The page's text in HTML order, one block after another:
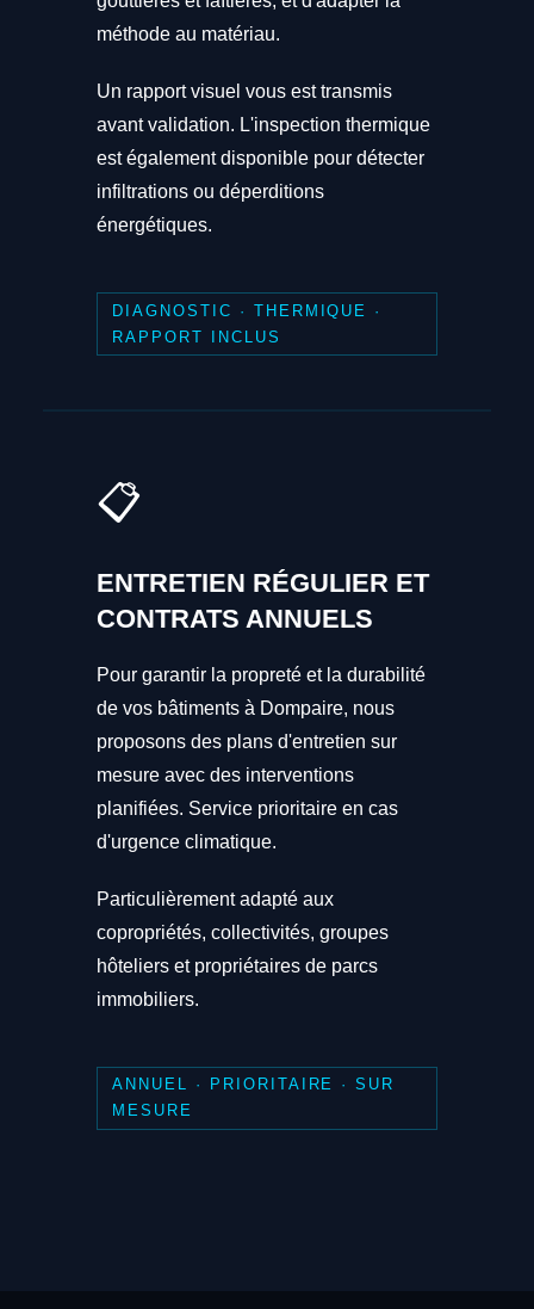
méthode au matériau.
Un rapport visuel vous est transmis
avant validation. L'inspection thermique
est également disponible pour détecter
infiltrations ou déperditions
énergétiques.
DIAGNOSTIC · THERMIQUE ·
RAPPORT INCLUS
📋
ENTRETIEN RÉGULIER ET
CONTRATS ANNUELS
Pour garantir la propreté et la durabilité
de vos bâtiments à Dompaire, nous
proposons des plans d'entretien sur
mesure avec des interventions
planifiées. Service prioritaire en cas
d'urgence climatique.
Particulièrement adapté aux
copropriétés, collectivités, groupes
hôteliers et propriétaires de parcs
immobiliers.
ANNUEL · PRIORITAIRE · SUR
MESURE